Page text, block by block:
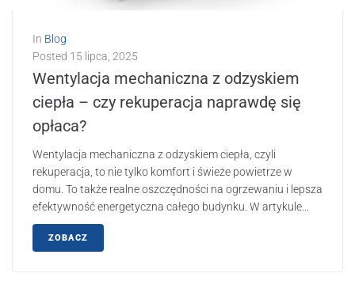
In Blog
Posted 15 lipca, 2025
Wentylacja mechaniczna z odzyskiem
ciepła – czy rekuperacja naprawdę się
opłaca?
Wentylacja mechaniczna z odzyskiem ciepła, czyli
rekuperacja, to nie tylko komfort i świeże powietrze w
domu. To także realne oszczędności na ogrzewaniu i lepsza
efektywność energetyczna całego budynku. W artykule...
ZOBACZ